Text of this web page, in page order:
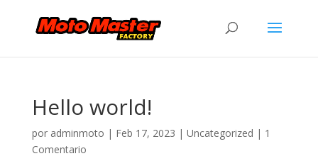
Hello world!
por adminmoto | Feb 17, 2023 | Uncategorized | 1
Comentario